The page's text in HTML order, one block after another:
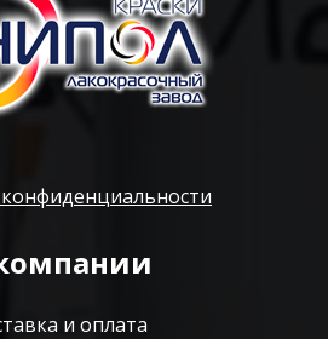
и оплата